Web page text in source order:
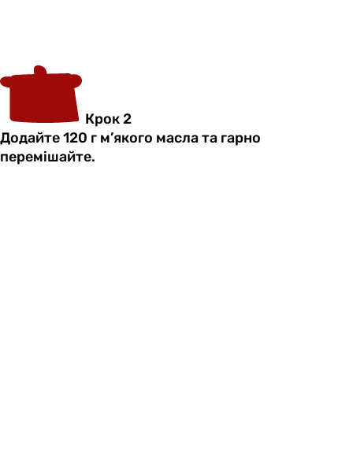
Крок 2
Додайте 120 г м’якого масла та гарно
перемішайте.